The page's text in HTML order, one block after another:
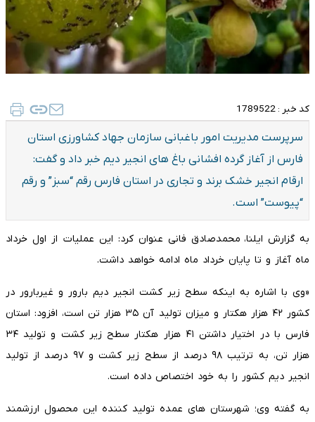
کد خبر : 1789522
سرپرست مدیریت امور باغبانی سازمان جهاد کشاورزی استان
فارس از آغاز گرده افشانی باغ های انجیر دیم خبر داد و گفت:
ارقام انجیر خشک برند و تجاری در استان فارس رقم “سبز” و رقم
“پیوست” است.
به گزارش ایلنا، محمدصادق فانی عنوان کرد: این عملیات از اول خرداد
ماه آغاز و تا پایان خرداد ماه ادامه خواهد داشت.
«وی با اشاره به اینکه سطح زیر کشت انجیر دیم بارور و غیربارور در
کشور ۴۲ هزار هکتار و میزان تولید آن ۳۵ هزار تن است، افزود: استان
فارس با در اختیار داشتن ۴۱ هزار هکتار سطح زیر کشت و تولید ۳۴
هزار تن، به ترتیب ۹۸ درصد از سطح زیر کشت و ۹۷ درصد از تولید
انجیر دیم کشور را به خود اختصاص داده است.
به گفته وی؛ شهرستان های عمده تولید کننده این محصول ارزشمند